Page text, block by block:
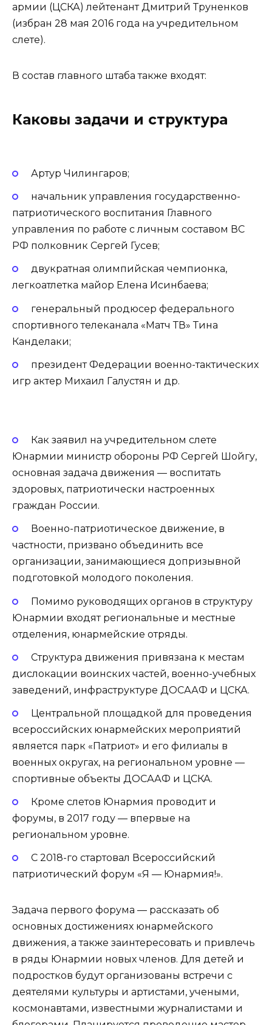
армии (ЦСКА) лейтенант Дмитрий Труненков
(избран 28 мая 2016 года на учредительном
слете).
В состав главного штаба также входят:
Каковы задачи и структура
Артур Чилингаров;
начальник управления государственно-
патриотического воспитания Главного
управления по работе с личным составом ВС
РФ полковник Сергей Гусев;
двукратная олимпийская чемпионка,
легкоатлетка майор Елена Исинбаева;
генеральный продюсер федерального
спортивного телеканала «Матч ТВ» Тина
Канделаки;
президент Федерации военно-тактических
игр актер Михаил Галустян и др.
Как заявил на учредительном слете
Юнармии министр обороны РФ Сергей Шойгу,
основная задача движения — воспитать
здоровых, патриотически настроенных
граждан России.
Военно-патриотическое движение, в
частности, призвано объединить все
организации, занимающиеся допризывной
подготовкой молодого поколения.
Помимо руководящих органов в структуру
Юнармии входят региональные и местные
отделения, юнармейские отряды.
Структура движения привязана к местам
дислокации воинских частей, военно-учебных
заведений, инфраструктуре ДОСААФ и ЦСКА.
Центральной площадкой для проведения
всероссийских юнармейских мероприятий
является парк «Патриот» и его филиалы в
военных округах, на региональном уровне —
спортивные объекты ДОСААФ и ЦСКА.
Кроме слетов Юнармия проводит и
форумы, в 2017 году — впервые на
региональном уровне.
С 2018-го стартовал Всероссийский
патриотический форум «Я — Юнармия!».
Задача первого форума — рассказать об
основных достижениях юнармейского
движения, а также заинтересовать и привлечь
в ряды Юнармии новых членов. Для детей и
подростков будут организованы встречи с
деятелями культуры и артистами, учеными,
космонавтами, известными журналистами и